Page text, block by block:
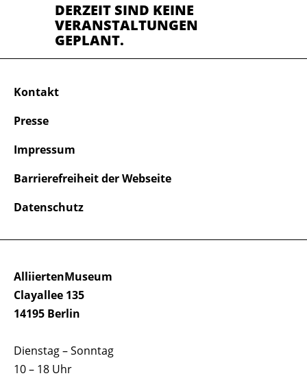
DERZEIT SIND KEINE
VERANSTALTUNGEN
GEPLANT.
AlliiertenMuseum
Clayallee 135
14195 Berlin
Dienstag – Sonntag
10 – 18 Uhr
Kontakt
Presse
Impressum
Barrierefreiheit der Webseite
Datenschutz